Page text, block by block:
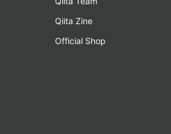
Qiita Zine
Official Shop